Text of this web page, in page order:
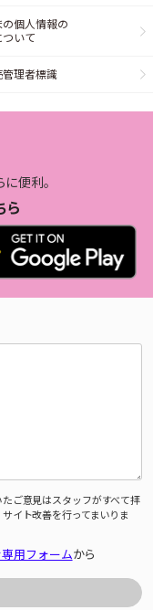
の個人情報の
ついて
管理者標識
便利。
ら
ご意見はスタッフがすべて拝
イト改善を行ってまいりま
用フォームから